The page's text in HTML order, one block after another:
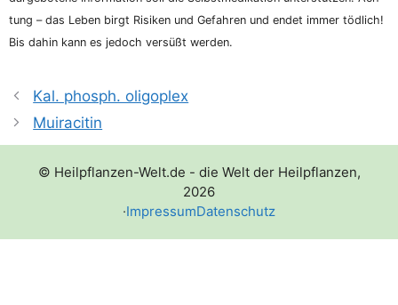
tung – das Leben birgt Risi­ken und Gefah­ren und endet immer töd­lich!
Bis dahin kann es jedoch ver­süßt werden.
Kal. phosph. oligoplex
Muiracitin
© Heilpflanzen-Welt.de - die Welt der Heilpflanzen,
2026
·ImpressumDatenschutz